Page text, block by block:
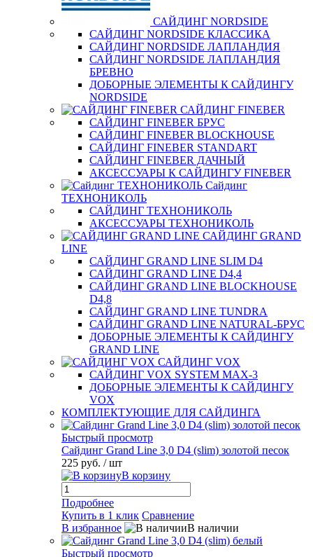
САЙДИНГ NORDSIDE
САЙДИНГ NORDSIDE КЛАССИКА
САЙДИНГ NORDSIDE ЛАПЛАНДИЯ
САЙДИНГ NORDSIDE ЛАПЛАНДИЯ
БРЕВНО
ДОБОРНЫЕ ЭЛЕМЕНТЫ К САЙДИНГУ
NORDSIDE
САЙДИНГ FINEBER
САЙДИНГ FINEBER БРУС
САЙДИНГ FINEBER BLOCKHOUSE
САЙДИНГ FINEBER STANDART
САЙДИНГ FINEBER ДАЧНЫЙ
АКСЕССУАРЫ К САЙДИНГУ FINEBER
Сайдинг
ТЕХНОНИКОЛЬ
САЙДИНГ ТЕХНОНИКОЛЬ
АКСЕССУАРЫ ТЕХНОНИКОЛЬ
САЙДИНГ GRAND
LINE
САЙДИНГ GRAND LINE SLIM D4
САЙДИНГ GRAND LINE D4,4
САЙДИНГ GRAND LINE BLOCKHOUSE
D4,8
САЙДИНГ GRAND LINE TUNDRA
САЙДИНГ GRAND LINE NATURAL-БРУС
ДОБОРНЫЕ ЭЛЕМЕНТЫ К САЙДИНГУ
GRAND LINE
САЙДИНГ VOX
САЙДИНГ VOX SYSTEM MAX-3
ДОБОРНЫЕ ЭЛЕМЕНТЫ К САЙДИНГУ
VOX
КОМПЛЕКТУЮЩИЕ ДЛЯ САЙДИНГА
Быстрый просмотр
Сайдинг Grand Line 3,0 D4 (slim) золотой песок
225 руб. / шт
В корзину
Подробнее
Купить в 1 клик Сравнение
В избранное
В наличии
Быстрый просмотр